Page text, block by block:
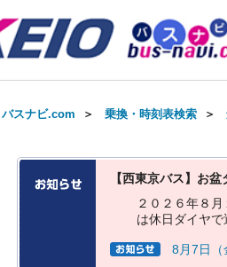
バスナビ.com ＞ 乗換・時刻表検索 ＞
【西東京バス】お
２ ０ ２ ６年８ 月
は休日 ダイヤで
8月7日